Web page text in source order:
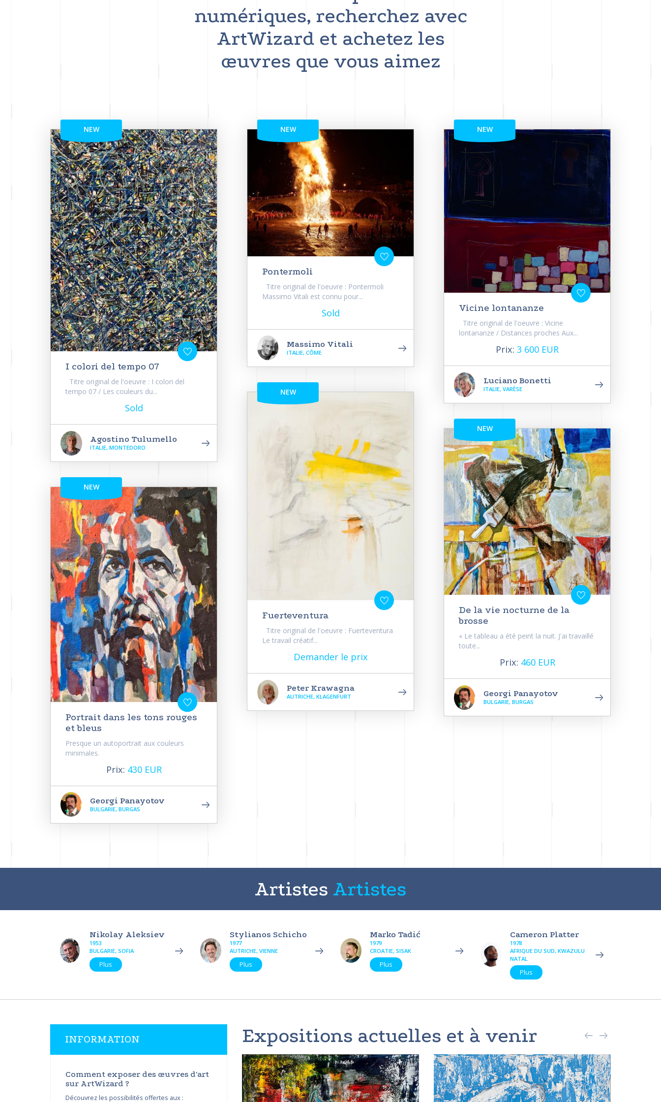
numériques, recherchez avec
ArtWizard et achetez les
œuvres que vous aimez
NEW
I colori del tempo 07
Titre original de l'oeuvre : I colori del
tempo 07 / Les couleurs du...
Sold
Agostino Tulumello
ITALIE, MONTEDORO
NEW
Portrait dans les tons rouges
et bleus
Presque un autoportrait aux couleurs
minimales.
Prix: 430 EUR
Georgi Panayotov
BULGARIE, BURGAS
NEW
Pontermoli
Titre original de l'oeuvre : Pontermoli
Massimo Vitali est connu pour...
Sold
Massimo Vitali
ITALIE, CÔME
NEW
Fuerteventura
Titre original de l'oeuvre : Fuerteventura
Le travail créatif...
Demander le prix
Peter Krawagna
AUTRICHE, KLAGENFURT
NEW
Vicine lontananze
Titre original de l'oeuvre : Vicine
lontananze / Distances proches Aux...
Prix: 3 600 EUR
Luciano Bonetti
ITALIE, VARÈSE
NEW
De la vie nocturne de la
brosse
« Le tableau a été peint la nuit. J'ai travaillé
toute...
Prix: 460 EUR
Georgi Panayotov
BULGARIE, BURGAS
Artistes Artistes
Nikolay Aleksiev
1953
BULGARIE, SOFIA
Plus
Stylianos Schicho
1977
AUTRICHE, VIENNE
Plus
Marko Tadić
1979
CROATIE, SISAK
Plus
Cameron Platter
1978
AFRIQUE DU SUD, KWAZULU
NATAL
Plus
INFORMATION
Comment exposer des œuvres d'art
sur ArtWizard ?
Découvrez les possibilités offertes aux :
Expositions actuelles et à venir